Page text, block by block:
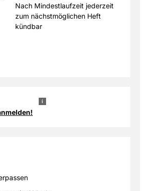
Nach Mindestlaufzeit jederzeit
zum nächstmöglichen Heft
kündbar
i
erfolgen. Nach abgeschlossener
je 2€ Umsatz ein Punkt gutgeschrieben.